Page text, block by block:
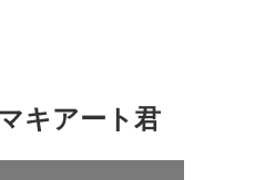
キアート君